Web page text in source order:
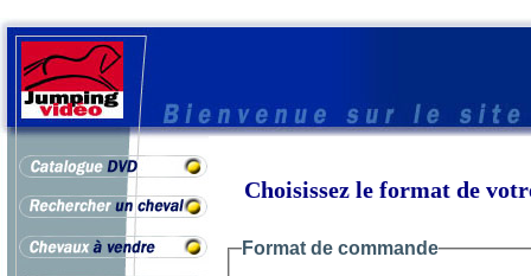
Choisissez le format de
Format de commande